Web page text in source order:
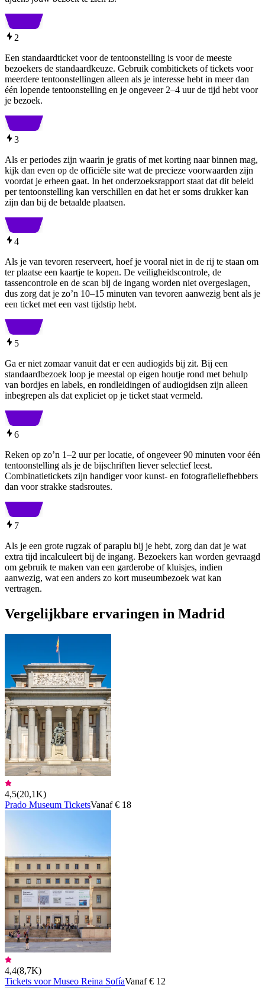
2
Een standaardticket voor de tentoonstelling is voor de meeste
bezoekers de standaardkeuze. Gebruik combitickets of tickets voor
meerdere tentoonstellingen alleen als je interesse hebt in meer dan
één lopende tentoonstelling en je ongeveer 2–4 uur de tijd hebt voor
je bezoek.
3
Als er periodes zijn waarin je gratis of met korting naar binnen mag,
kijk dan even op de officiële site wat de precieze voorwaarden zijn
voordat je erheen gaat. In het onderzoeksrapport staat dat dit beleid
per tentoonstelling kan verschillen en dat het er soms drukker kan
zijn dan bij de betaalde plaatsen.
4
Als je van tevoren reserveert, hoef je vooral niet in de rij te staan om
ter plaatse een kaartje te kopen. De veiligheidscontrole, de
tassencontrole en de scan bij de ingang worden niet overgeslagen,
dus zorg dat je zo’n 10–15 minuten van tevoren aanwezig bent als je
een ticket met een vast tijdstip hebt.
5
Ga er niet zomaar vanuit dat er een audiogids bij zit. Bij een
standaardbezoek loop je meestal op eigen houtje rond met behulp
van bordjes en labels, en rondleidingen of audiogidsen zijn alleen
inbegrepen als dat expliciet op je ticket staat vermeld.
6
Reken op zo’n 1–2 uur per locatie, of ongeveer 90 minuten voor één
tentoonstelling als je de bijschriften liever selectief leest.
Combinatietickets zijn handiger voor kunst- en fotografieliefhebbers
dan voor strakke stadsroutes.
7
Als je een grote rugzak of paraplu bij je hebt, zorg dan dat je wat
extra tijd incalculeert bij de ingang. Bezoekers kan worden gevraagd
om gebruik te maken van een garderobe of kluisjes, indien
aanwezig, wat een anders zo kort museumbezoek wat kan
vertragen.
Vergelijkbare ervaringen in Madrid
4,5(20,1K)
Prado Museum TicketsVanaf € 18
4,4(8,7K)
Tickets voor Museo Reina SofíaVanaf € 12